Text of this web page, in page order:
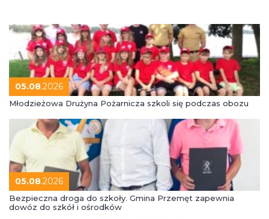
05.08.2026
Młodzieżowa Drużyna Pożarnicza szkoli się podczas obozu
05.08.2026
Bezpieczna droga do szkoły. Gmina Przemęt zapewnia
dowóz do szkół i ośrodków